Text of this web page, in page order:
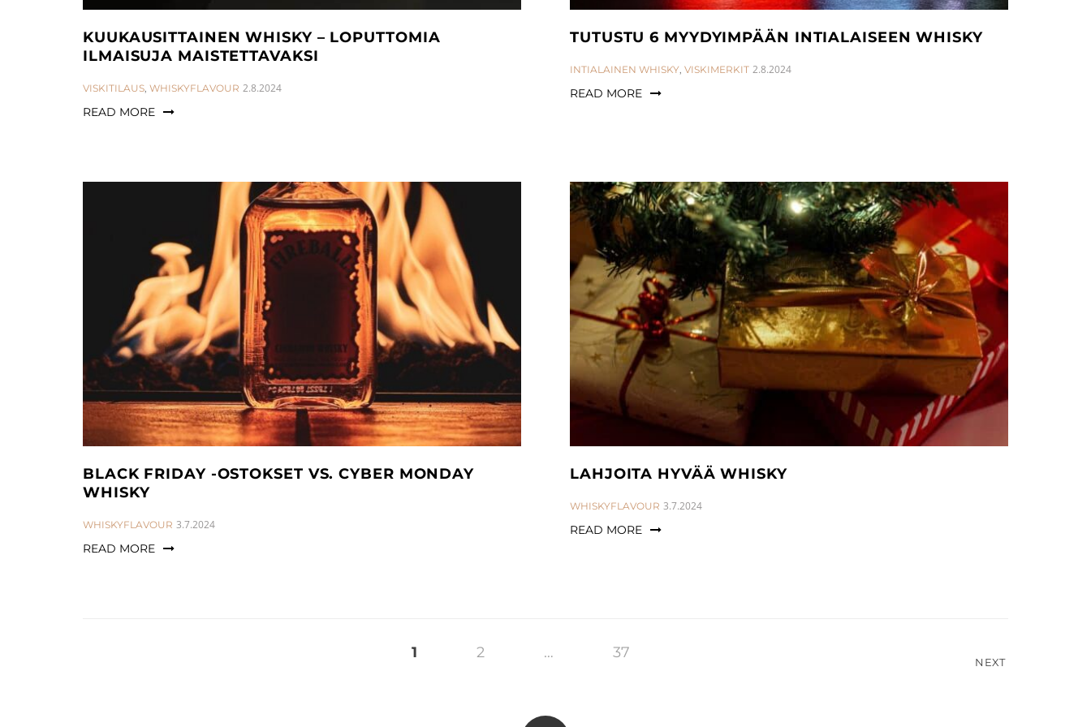
KUUKAUSITTAINEN WHISKY – LOPUTTOMIA
ILMAISUJA MAISTETTAVAKSI
CATEGORIES:
VISKITILAUS, WHISKYFLAVOUR 2.8.2024
READ MORE
TUTUSTU 6 MYYDYIMPÄÄN INTIALAISEEN WHISKY
CATEGORIES:
INTIALAINEN WHISKY, VISKIMERKIT 2.8.2024
READ MORE
BLACK FRIDAY -OSTOKSET VS. CYBER MONDAY
WHISKY
CATEGORIES:
WHISKYFLAVOUR 3.7.2024
READ MORE
LAHJOITA HYVÄÄ WHISKY
CATEGORIES:
WHISKYFLAVOUR 3.7.2024
READ MORE
1 2 … 37
NEXT